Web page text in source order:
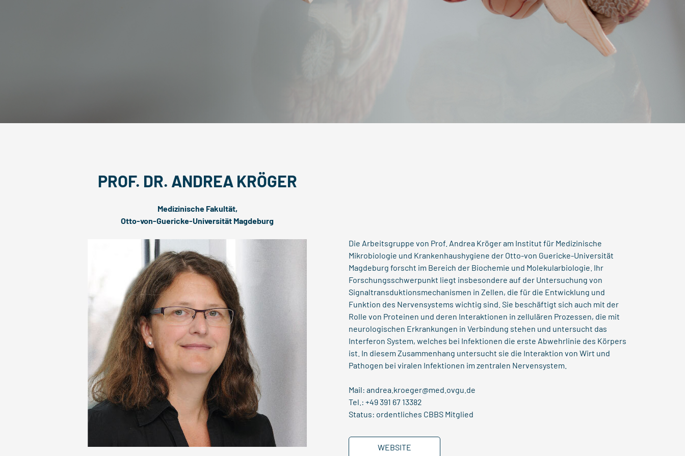
PROF. DR. ANDREA KRÖGER
Medizinische Fakultät,
Otto-von-Guericke-Universität Magdeburg
Die Arbeitsgruppe von Prof. Andrea Kröger am Institut für Medizinische
Mikrobiologie und Krankenhaushygiene der Otto-von Guericke-Universität
Magdeburg forscht im Bereich der Biochemie und Molekularbiologie. Ihr
Forschungsschwerpunkt liegt insbesondere auf der Untersuchung von
Signaltransduktionsmechanismen in Zellen, die für die Entwicklung und
Funktion des Nervensystems wichtig sind. Sie beschäftigt sich auch mit der
Rolle von Proteinen und deren Interaktionen in zellulären Prozessen, die mit
neurologischen Erkrankungen in Verbindung stehen und untersucht das
Interferon System, welches bei Infektionen die erste Abwehrlinie des Körpers
ist. In diesem Zusammenhang untersucht sie die Interaktion von Wirt und
Pathogen bei viralen Infektionen im zentralen Nervensystem.
Mail: andrea.kroeger@med.ovgu.de
Tel.: +49 391 67 13382
Status: ordentliches CBBS Mitglied
WEBSITE